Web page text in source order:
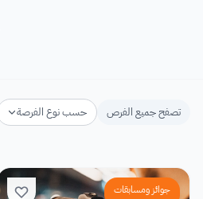
تصفح جميع الفرص حسب نوع الفرصة
جوائز ومسابقات